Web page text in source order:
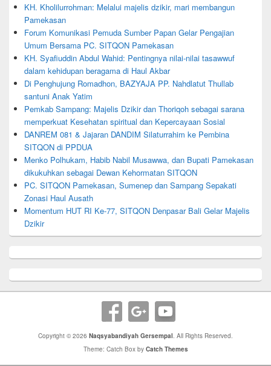
KH. Kholilurrohman: Melalui majelis dzikir, mari membangun
Pamekasan
Forum Komunikasi Pemuda Sumber Papan Gelar Pengajian
Umum Bersama PC. SITQON Pamekasan
KH. Syafiuddin Abdul Wahid: Pentingnya nilai-nilai tasawwuf
dalam kehidupan beragama di Haul Akbar
Di Penghujung Romadhon, BAZYAJA PP. Nahdlatut Thullab
santuni Anak Yatim
Pemkab Sampang: Majelis Dzikir dan Thoriqoh sebagai sarana
memperkuat Kesehatan spiritual dan Kepercayaan Sosial
DANREM 081 & Jajaran DANDIM Silaturrahim ke Pembina
SITQON di PPDUA
Menko Polhukam, Habib Nabil Musawwa, dan Bupati Pamekasan
dikukuhkan sebagai Dewan Kehormatan SITQON
PC. SITQON Pamekasan, Sumenep dan Sampang Sepakati
Zonasi Haul Ausath
Momentum HUT RI Ke-77, SITQON Denpasar Bali Gelar Majelis
Dzikir
Copyright © 2026 Naqsyabandiyah Gersempal. All Rights Reserved.
Theme: Catch Box by Catch Themes